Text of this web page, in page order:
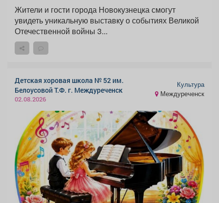
Жители и гости города Новокузнецка смогут
увидеть уникальную выставку о событиях Великой
Отечественной войны 3...
Детская хоровая школа № 52 им.
Белоусовой Т.Ф. г. Междуреченск
02.08.2026
Культура
Междуреченск